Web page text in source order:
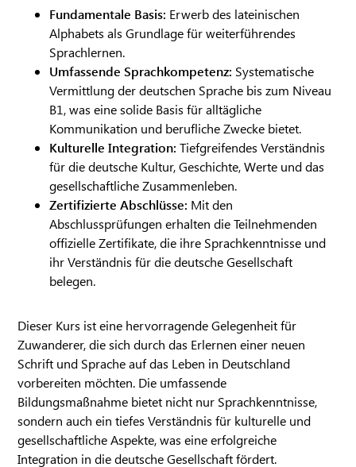
Fundamentale Basis: Erwerb des lateinischen
Alphabets als Grundlage für weiterführendes
Sprachlernen.
Umfassende Sprachkompetenz: Systematische
Vermittlung der deutschen Sprache bis zum Niveau
B1, was eine solide Basis für alltägliche
Kommunikation und berufliche Zwecke bietet.
Kulturelle Integration: Tiefgreifendes Verständnis
für die deutsche Kultur, Geschichte, Werte und das
gesellschaftliche Zusammenleben.
Zertifizierte Abschlüsse: Mit den
Abschlussprüfungen erhalten die Teilnehmenden
offizielle Zertifikate, die ihre Sprachkenntnisse und
ihr Verständnis für die deutsche Gesellschaft
belegen.
Dieser Kurs ist eine hervorragende Gelegenheit für
Zuwanderer, die sich durch das Erlernen einer neuen
Schrift und Sprache auf das Leben in Deutschland
vorbereiten möchten. Die umfassende
Bildungsmaßnahme bietet nicht nur Sprachkenntnisse,
sondern auch ein tiefes Verständnis für kulturelle und
gesellschaftliche Aspekte, was eine erfolgreiche
Integration in die deutsche Gesellschaft fördert.